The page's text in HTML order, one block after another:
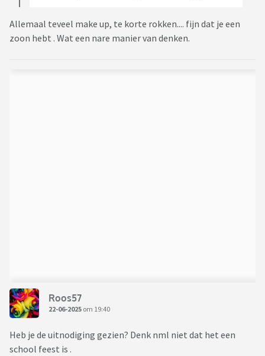
Allemaal teveel make up, te korte rokken.... fijn dat je een
zoon hebt . Wat een nare manier van denken.
Roos57
22-06-2025 om 19:40
Heb je de uitnodiging gezien? Denk nml niet dat het een
school feest is .